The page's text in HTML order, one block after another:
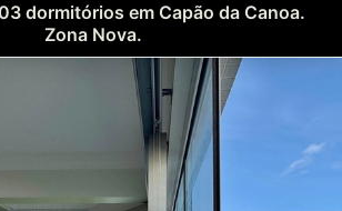
dormitórios em Capão da Canoa.
Zona Nova.